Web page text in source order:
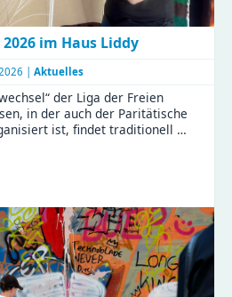
im Haus Liddy
| Aktuelles
der Liga der Freien
in der auch der Paritätische
ist, findet traditionell …